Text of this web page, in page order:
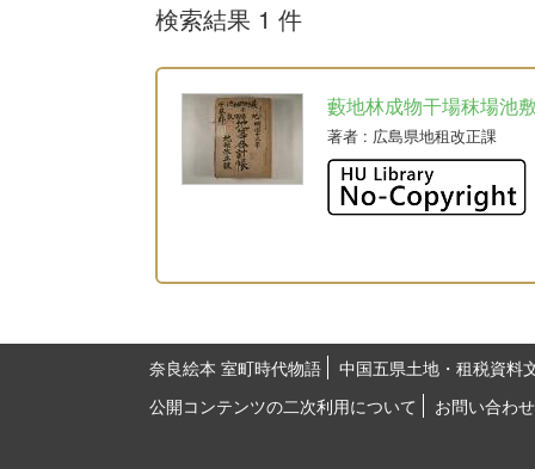
検索結果 1 件
藪地林成物干場秣場池
著者 : 広島県地租改正課
奈良絵本 室町時代物語
中国五県土地・租税資料
公開コンテンツの二次利用について
お問い合わせ